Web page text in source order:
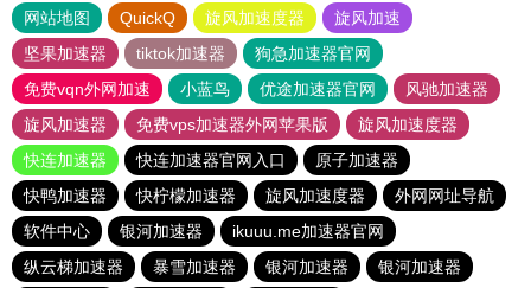
网站地图 QuickQ 旋风加速度器
旋风加速
坚果加速器
tiktok加速器
狗急加速器官网
免费vqn外网加速
小蓝鸟 优途加速器官网
风驰加速器
旋风加速器
免费vps加速器外网苹果版
旋风加速度器
快连加速器
快连加速器官网入口
原子加速器
快鸭加速器
快柠檬加速器 旋风加速度器
外网网址导航
软件中心
银河加速器
ikuuu.me加速器官网
纵云梯加速器
暴雪加速器 银河加速器
银河加速器